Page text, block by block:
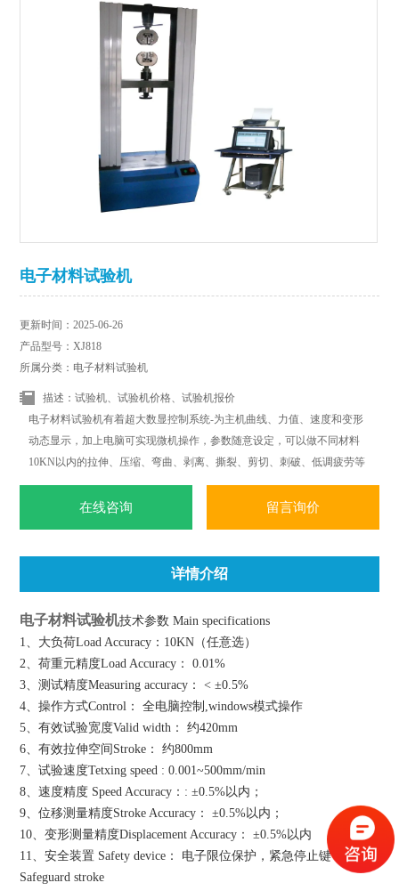
电子材料试验机
更新时间：2025-06-26
产品型号：XJ818
所属分类：电子材料试验机
描述：试验机、试验机价格、试验机报价
电子材料试验机有着超大数显控制系统-为主机曲线、力值、速度和变形
动态显示，加上电脑可实现微机操作，参数随意设定，可以做不同材料
10KN以内的拉伸、压缩、弯曲、剥离、撕裂、剪切、刺破、低调疲劳等
多项力学试验.可根据标准ISO.JIS.ASTM.DIN等标准和国外标准进行试验
和提供数据.在线咨询 留言询价
详情介绍
电子材料试验机技术参数 Main specifications
1、大负荷Load Accuracy：10KN（任意选）
2、荷重元精度Load Accuracy： 0.01%
3、测试精度Measuring accuracy： < ±0.5%
4、操作方式Control： 全电脑控制,windows模式操作
5、有效试验宽度Valid width： 约420mm
6、有效拉伸空间Stroke： 约800mm
7、试验速度Tetxing speed : 0.001~500mm/min
8、速度精度 Speed Accuracy：: ±0.5%以内；
9、位移测量精度Stroke Accuracy： ±0.5%以内；
10、变形测量精度Displacement Accuracy： ±0.5%以内
11、安全装置 Safety device： 电子限位保护，紧急停止键
Safeguard stroke